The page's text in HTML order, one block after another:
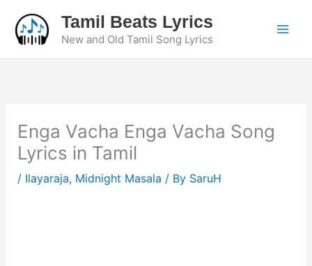
content
Tamil Beats Lyrics
New and Old Tamil Song Lyrics
Enga Vacha Enga Vacha Song
Lyrics in Tamil
/ Ilayaraja, Midnight Masala / By SaruH